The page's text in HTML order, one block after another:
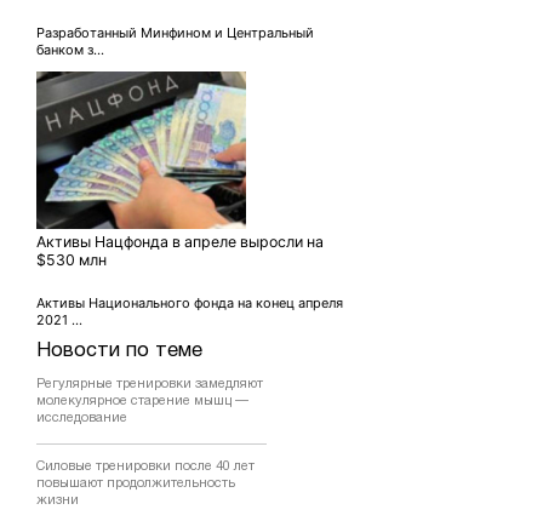
Новости по теме
Регулярные тренировки замедляют
молекулярное старение мышц —
исследование
Силовые тренировки после 40 лет
повышают продолжительность
жизни
Разработанный Минфином и Центральный
банком з...
Активы Нацфонда в апреле выросли на
$530 млн
Активы Национального фонда на конец апреля
2021 ...